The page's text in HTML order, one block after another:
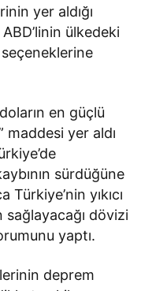
yer aldığı
ülkedeki
en güçlü
yer aldı
sürdüğüne
yıkıcı
dövizi
yaptı.
deprem